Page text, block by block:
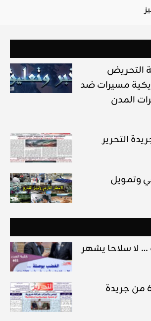
التحريض
مسيرات ضد
المدن
وتمويل
لا سلاحا يشهر
صدور العدد 602 من جريدة